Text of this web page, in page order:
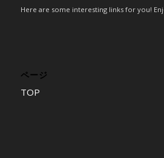
Here are some interesting links for you!
ページ
TOP